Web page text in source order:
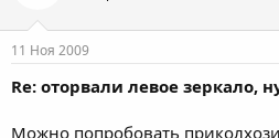
11 Ноя 2009
Re: оторвали левое зеркало,
Можно попробовать